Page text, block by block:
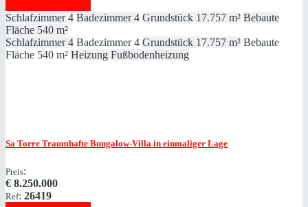
Schlafzimmer 4 Badezimmer 4 Grundstück 17.757 m² Bebaute
Fläche 540 m²
Schlafzimmer 4 Badezimmer 4 Grundstück 17.757 m² Bebaute
Fläche 540 m² Heizung Fußbodenheizung
Sa Torre Traumhafte Bungalow-Villa in einmaliger Lage
Preis:
€ 8.250.000
Ref: 26419